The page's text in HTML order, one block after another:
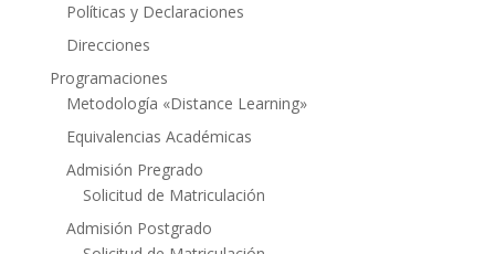
Políticas y Declaraciones
Direcciones
Programaciones
Metodología «Distance Learning»
Equivalencias Académicas
Admisión Pregrado
Solicitud de Matriculación
Admisión Postgrado